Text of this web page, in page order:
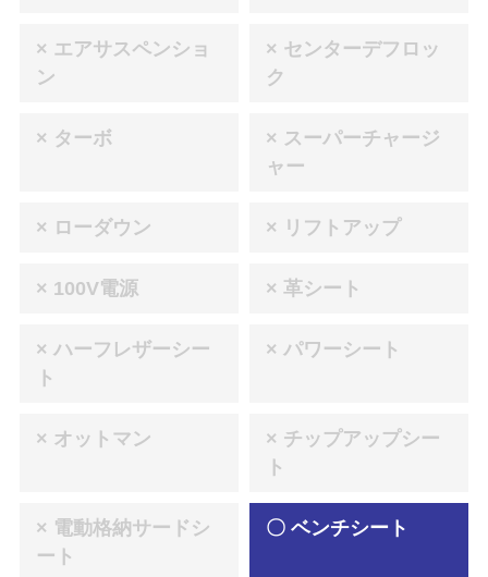
× エアサスペンショ
ン
× センターデフロッ
ク
× ターボ
× スーパーチャージ
ャー
× ローダウン × リフトアップ
× 100V電源 × 革シート
× ハーフレザーシー
ト
× パワーシート
× オットマン
× チップアップシー
ト
× 電動格納サードシ
ート
〇 ベンチシート